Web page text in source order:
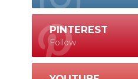
PINTEREST
Follow